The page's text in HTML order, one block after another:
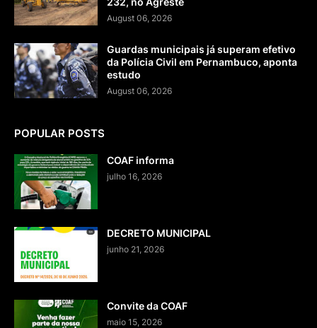
August 06, 2026
Guardas municipais já superam efetivo
da Polícia Civil em Pernambuco, aponta
estudo
August 06, 2026
POPULAR POSTS
COAF informa
julho 16, 2026
DECRETO MUNICIPAL
junho 21, 2026
Convite da COAF
maio 15, 2026